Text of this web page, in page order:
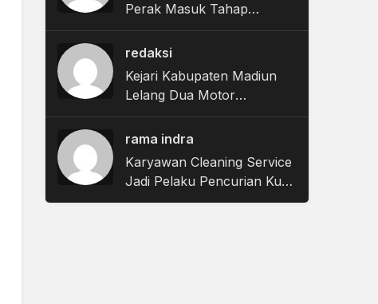
Perak Masuk Tahap
Tuntutan, JPU Nyatakan
Uang Pengganti Nihil
redaksi
Kejari Kabupaten Madiun
Lelang Dua Motor
Rampasan Negara,
Penawaran Dibuka 11
rama indra
Karyawan Cleaning Service
Jadi Pelaku Pencurian Kursi
Taman Surabaya Pakai